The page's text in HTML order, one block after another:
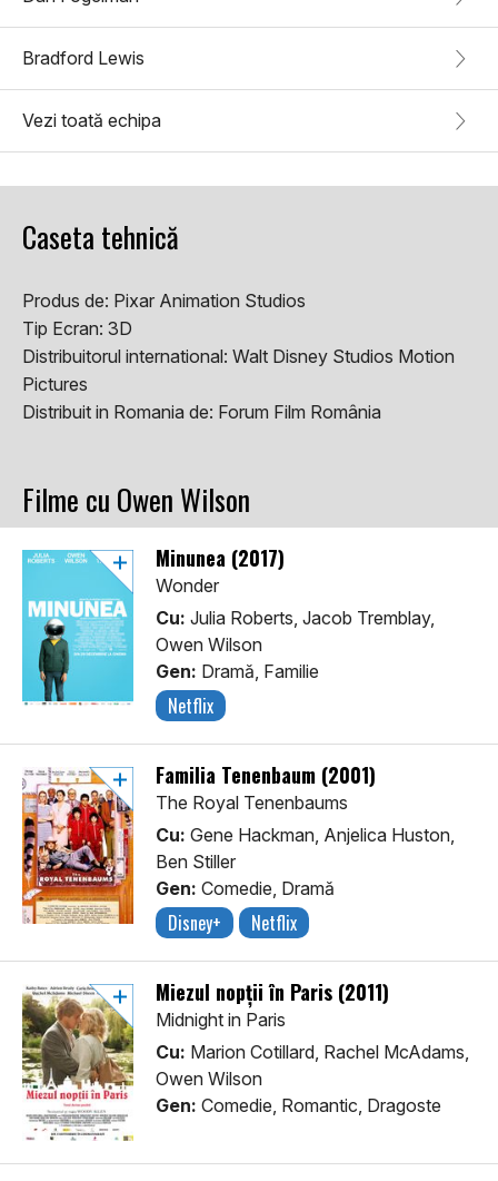
Bradford Lewis
Vezi toată echipa
Caseta tehnică
Produs de: Pixar Animation Studios
Tip Ecran: 3D
Distribuitorul international: Walt Disney Studios Motion
Pictures
Distribuit in Romania de: Forum Film România
Filme cu Owen Wilson
Minunea (2017)
Wonder
Cu: Julia Roberts, Jacob Tremblay,
Owen Wilson
Gen: Dramă, Familie
Netflix
Familia Tenenbaum (2001)
The Royal Tenenbaums
Cu: Gene Hackman, Anjelica Huston,
Ben Stiller
Gen: Comedie, Dramă
Disney+ Netflix
Miezul nopții în Paris (2011)
Midnight in Paris
Cu: Marion Cotillard, Rachel McAdams,
Owen Wilson
Gen: Comedie, Romantic, Dragoste